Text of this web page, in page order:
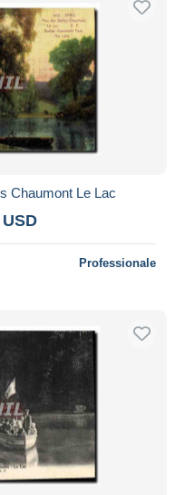
Chaumont Le Lac
Professionale